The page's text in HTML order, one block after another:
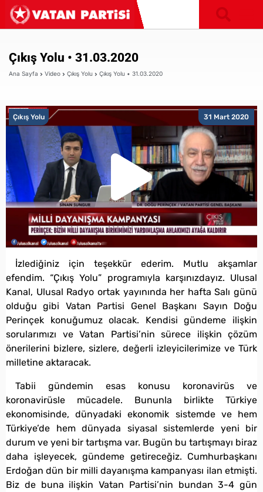
Çıkış Yolu • 31.03.2020
Ana Sayfa Video Çıkış Yolu Çıkış Yolu • 31.03.2020
31 Mart 2020
Çıkış Yolu
İzlediğiniz için teşekkür ederim. Mutlu akşamlar
efendim. “Çıkış Yolu” programıyla karşınızdayız. Ulusal
Kanal, Ulusal Radyo ortak yayınında her hafta Salı günü
olduğu gibi Vatan Partisi Genel Başkanı Sayın Doğu
Perinçek konuğumuz olacak. Kendisi gündeme ilişkin
sorularımızı ve Vatan Partisi’nin sürece ilişkin çözüm
önerilerini bizlere, sizlere, değerli izleyicilerimize ve Türk
milletine aktaracak.
Tabii gündemin esas konusu koronavirüs ve
koronavirüsle mücadele. Bununla birlikte Türkiye
ekonomisinde, dünyadaki ekonomik sistemde ve hem
Türkiye’de hem dünyada siyasal sistemlerde yeni bir
durum ve yeni bir tartışma var. Bugün bu tartışmayı biraz
daha işleyecek, gündeme getireceğiz. Cumhurbaşkanı
Erdoğan dün bir milli dayanışma kampanyası ilan etmişti.
Biz de buna ilişkin Vatan Partisi’nin bundan 3-4 gün